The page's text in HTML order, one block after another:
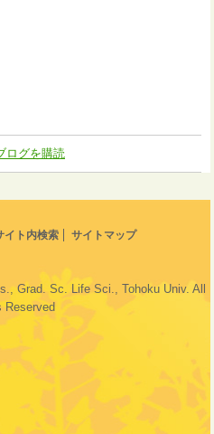
ログを購読
イト内検索 サイトマップ
Grad. Sc. Life Sci., Tohoku Univ. All
Reserved